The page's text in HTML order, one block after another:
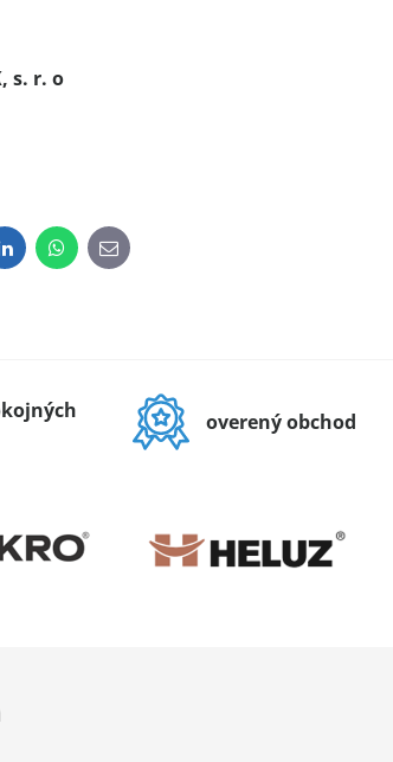
s. r. o
LinkedInWhatsApp
E-
mail
overený obchod